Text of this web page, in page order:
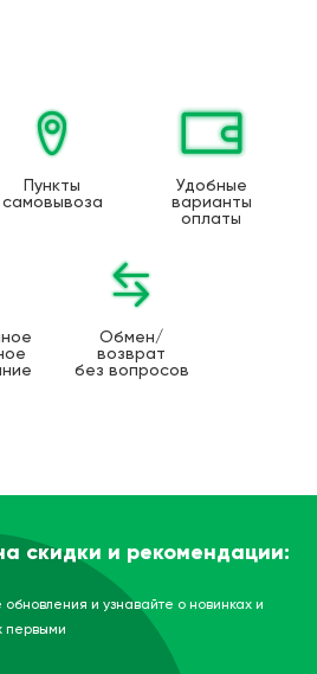
Пункты
самовывоза
Удобные
варианты
оплаты
Обмен/
возврат
без вопросов
скидки и рекомендации:
и узнавайте о новинках и
первыми